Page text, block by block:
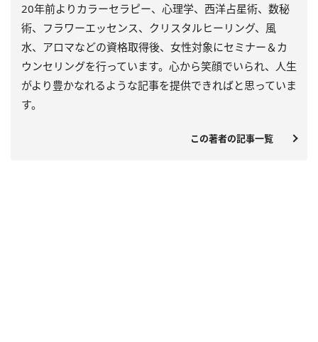
20年前よりカラーセラピー、心理学、西洋占星術、数秘
術、フラワーエッセンス、クリスタルヒーリング、風
水、アロマなどの資格取得後、女性対象にセミナー＆カ
ウンセリングを行っています。心から笑顔でいられ、人生
がより豊かなれるような記事を提供できればと思っていま
す。
この著者の記事一覧